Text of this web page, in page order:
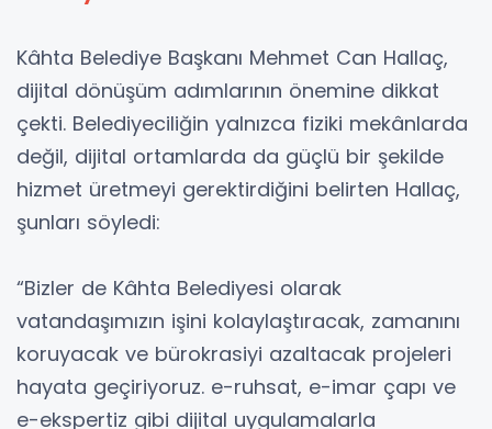
Kâhta Belediye Başkanı Mehmet Can Hallaç,
dijital dönüşüm adımlarının önemine dikkat
çekti. Belediyeciliğin yalnızca fiziki mekânlarda
değil, dijital ortamlarda da güçlü bir şekilde
hizmet üretmeyi gerektirdiğini belirten Hallaç,
şunları söyledi:
“Bizler de Kâhta Belediyesi olarak
vatandaşımızın işini kolaylaştıracak, zamanını
koruyacak ve bürokrasiyi azaltacak projeleri
hayata geçiriyoruz. e-ruhsat, e-imar çapı ve
e-ekspertiz gibi dijital uygulamalarla